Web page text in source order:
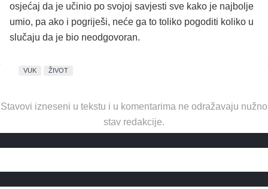
osjećaj da je učinio po svojoj savjesti sve kako je najbolje
umio, pa ako i pogriješi, neće ga to toliko pogoditi koliko u
slučaju da je bio neodgovoran.
VUK ŽIVOT
Stavovi izneseni u tekstu i u komentarima ne odražavaju nužno
stav redakcije.